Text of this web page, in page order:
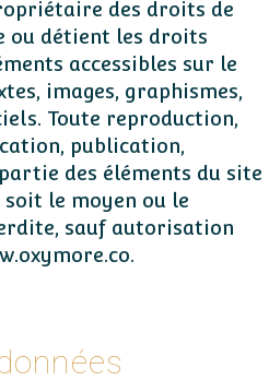
des droits de
ou détient les droits
accessibles sur le
images, graphismes,
Toute reproduction,
publication,
des éléments du site
le moyen ou le
sauf autorisation